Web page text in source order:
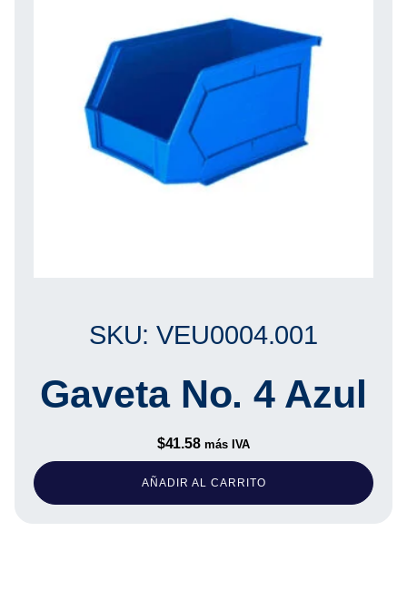
SKU: VEU0004.001
Gaveta No. 4 Azul
$41.58 más IVA
AÑADIR AL CARRITO